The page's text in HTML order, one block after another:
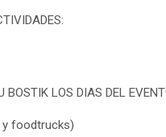
BOSTIK LOS DIAS DEL
y foodtrucks)